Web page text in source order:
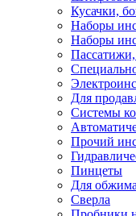
Кусачки,
Наборы
Наборы
Для
Системы
Прочий
Пинцеты
Для
Сверла